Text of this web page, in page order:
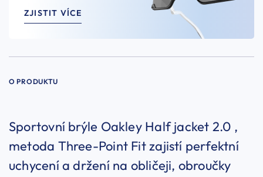
ZJISTIT VÍCE
O PRODUKTU
Sportovní brýle Oakley Half jacket 2.0 ,
metoda Three-Point Fit zajistí perfektní
uchycení a držení na obličeji, obroučky